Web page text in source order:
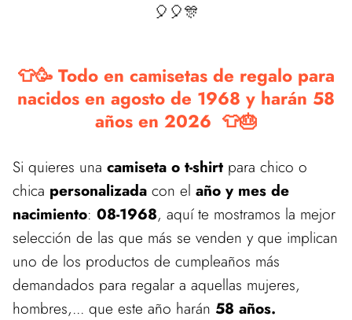
🎈🎈🎊
👕🥳 Todo en camisetas de regalo para
nacidos en agosto de 1968 y harán 58
años en 2026 👕🎂
Si quieres una camiseta o t-shirt para chico o
chica personalizada con el año y mes de
nacimiento: 08-1968, aquí te mostramos la mejor
selección de las que más se venden y que implican
uno de los productos de cumpleaños más
demandados para regalar a aquellas mujeres,
hombres,... que este año harán 58 años.